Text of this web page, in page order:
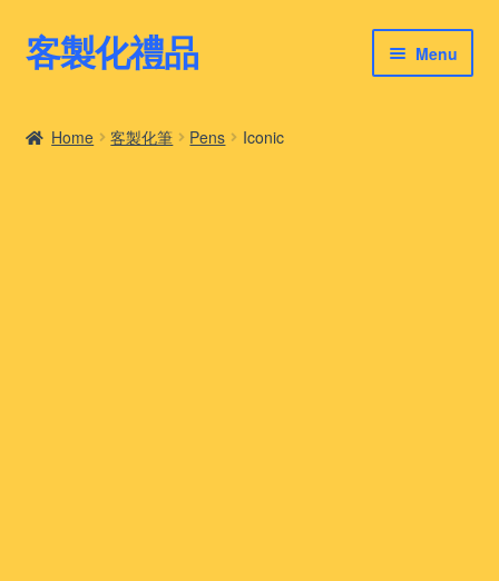
Skip
to
Skip
to
客製化禮品 Menu
Home 客製化筆 Pens Iconic